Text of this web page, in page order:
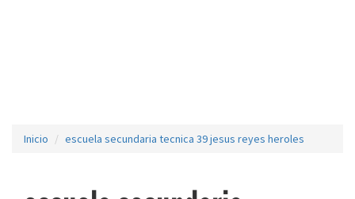
Inicio escuela secundaria tecnica 39 jesus reyes heroles